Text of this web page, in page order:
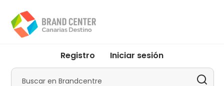
contenido
principal
menu
Promotur
Registro Iniciar sesión
Buscar